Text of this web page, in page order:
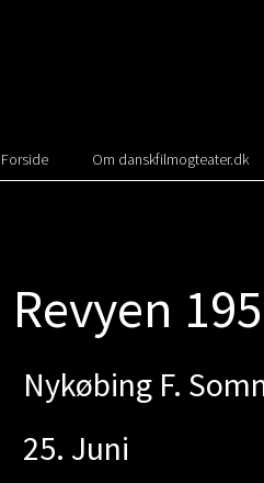
Forside Om danskfilmogteater.dk
Nykøbing F.
25. Juni